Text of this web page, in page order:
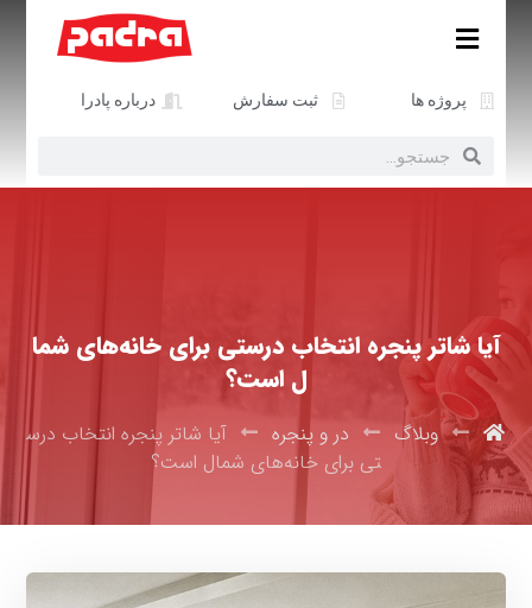
پروژه ها ثبت سفارش درباره پادرا
آیا شاتر پنجره انتخاب درستی برای خانه‌های شما
ل است؟
وبلاگ در و پنجره
آیا شاتر پنجره انتخاب درس
تی برای خانه‌های شمال است؟